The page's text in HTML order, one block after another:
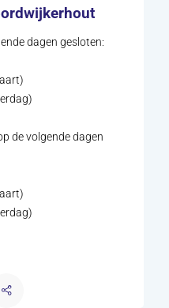
dagen gesloten:
de volgende dagen